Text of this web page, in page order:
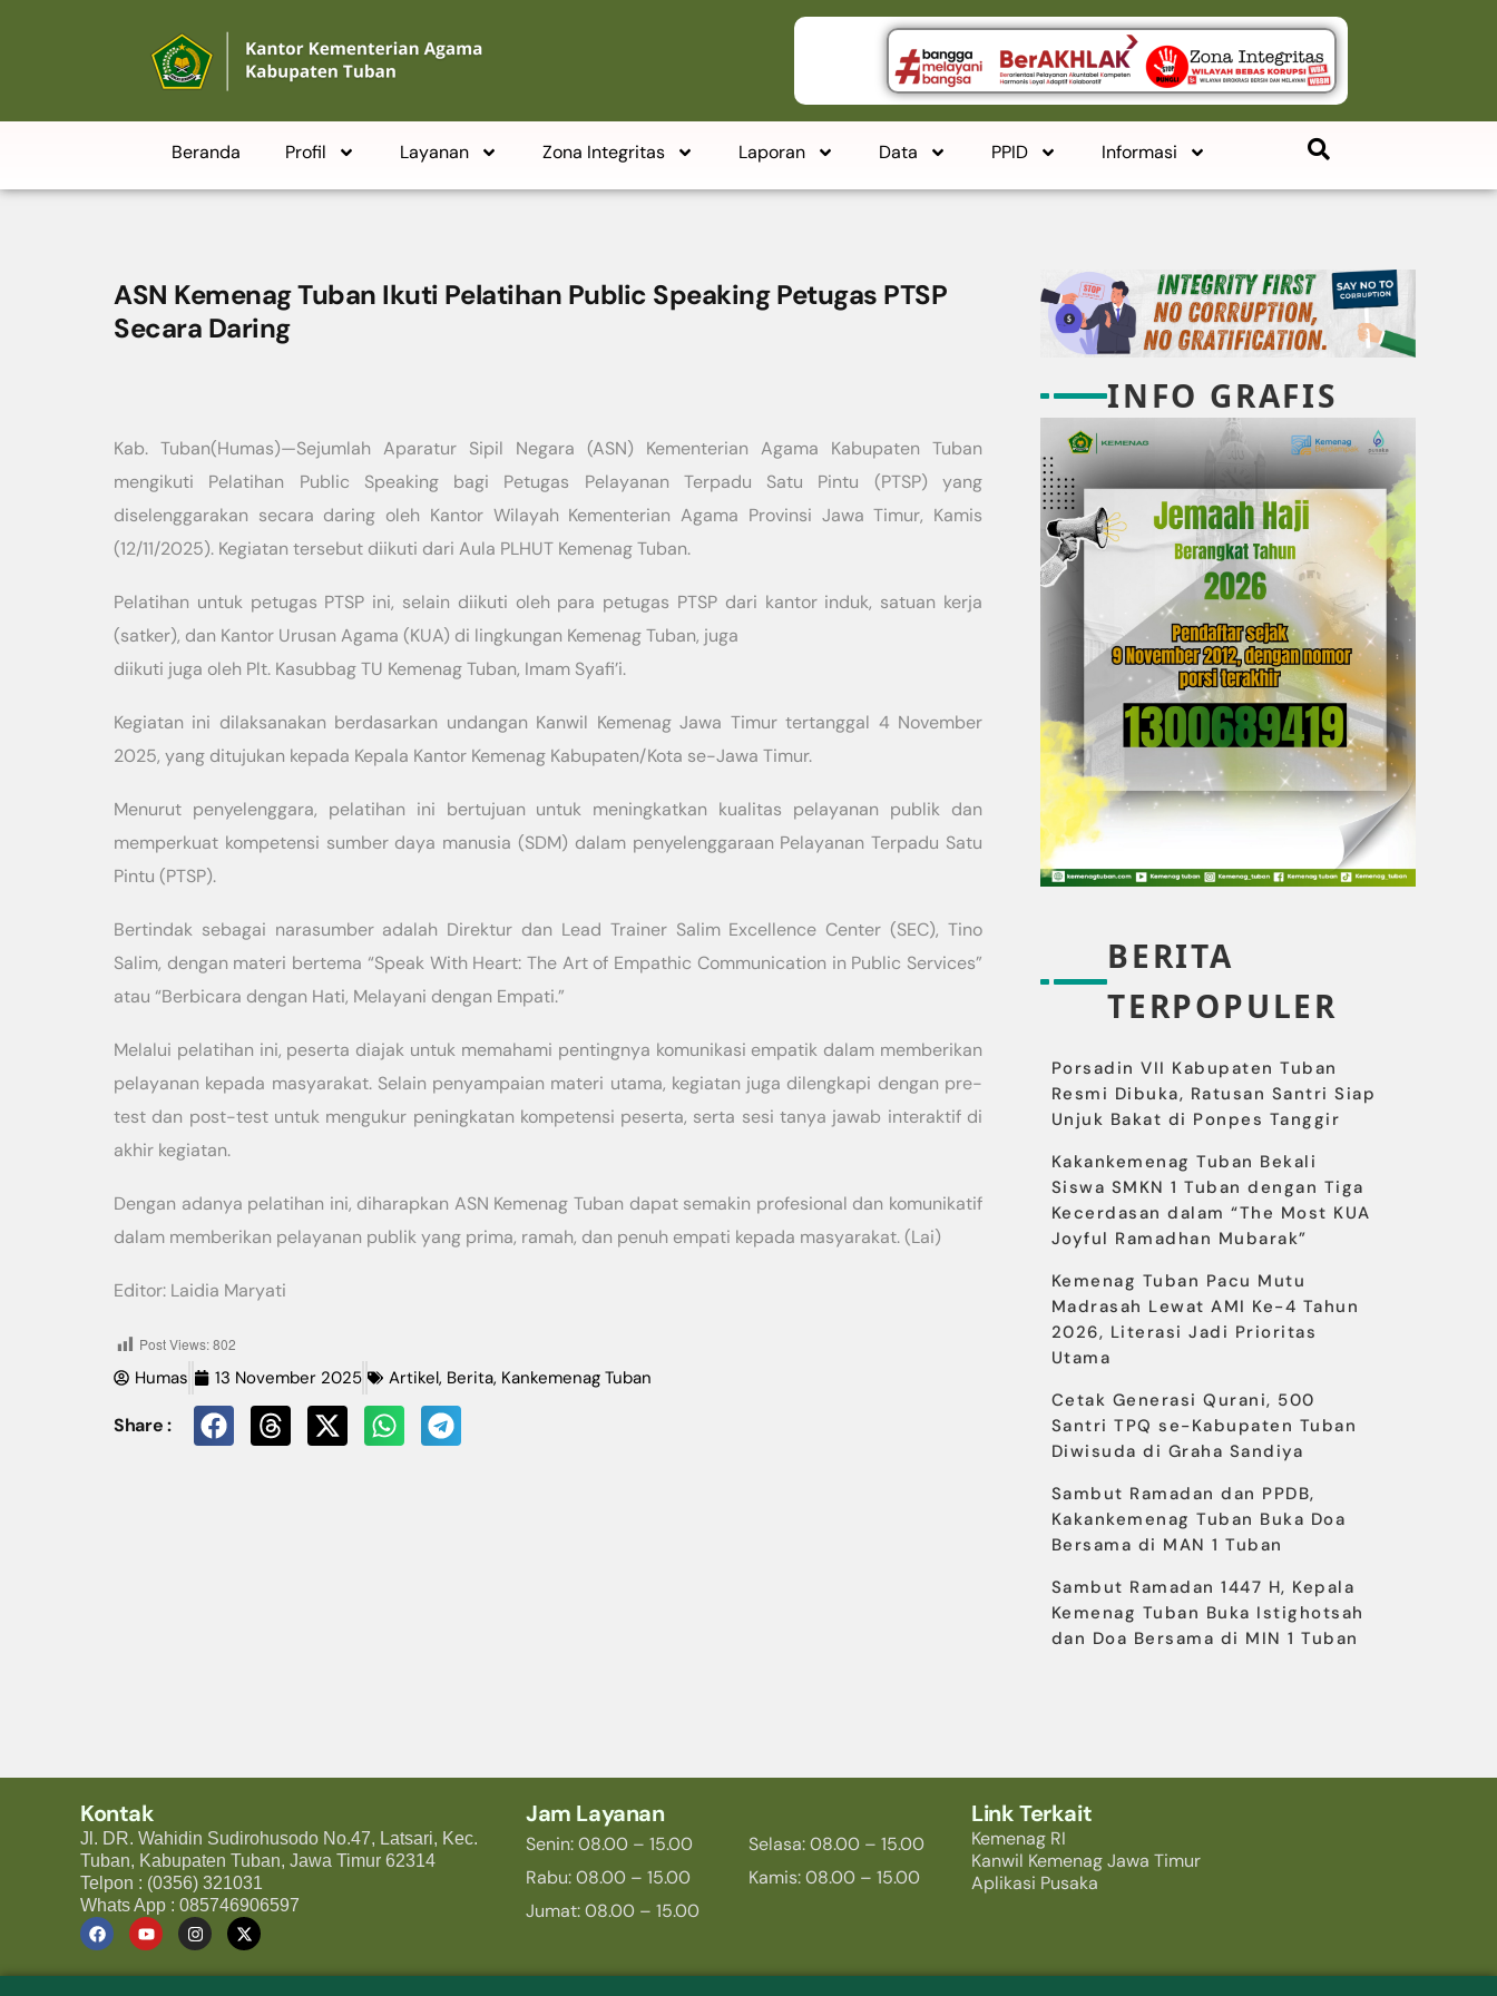
Beranda Profil Layanan Zona Integritas Laporan Data PPID Informasi
ASN Kemenag Tuban Ikuti Pelatihan Public Speaking Petugas PTSP
Secara Daring
Kab. Tuban(Humas)—Sejumlah Aparatur Sipil Negara (ASN) Kementerian Agama Kabupaten Tuban
mengikuti Pelatihan Public Speaking bagi Petugas Pelayanan Terpadu Satu Pintu (PTSP) yang
diselenggarakan secara daring oleh Kantor Wilayah Kementerian Agama Provinsi Jawa Timur, Kamis
(12/11/2025). Kegiatan tersebut diikuti dari Aula PLHUT Kemenag Tuban.
Pelatihan untuk petugas PTSP ini, selain diikuti oleh para petugas PTSP dari kantor induk, satuan kerja
(satker), dan Kantor Urusan Agama (KUA) di lingkungan Kemenag Tuban, juga
diikuti juga oleh Plt. Kasubbag TU Kemenag Tuban, Imam Syafi’i.
Kegiatan ini dilaksanakan berdasarkan undangan Kanwil Kemenag Jawa Timur tertanggal 4 November
2025, yang ditujukan kepada Kepala Kantor Kemenag Kabupaten/Kota se-Jawa Timur.
Menurut penyelenggara, pelatihan ini bertujuan untuk meningkatkan kualitas pelayanan publik dan
memperkuat kompetensi sumber daya manusia (SDM) dalam penyelenggaraan Pelayanan Terpadu Satu
Pintu (PTSP).
Bertindak sebagai narasumber adalah Direktur dan Lead Trainer Salim Excellence Center (SEC), Tino
Salim, dengan materi bertema “Speak With Heart: The Art of Empathic Communication in Public Services”
atau “Berbicara dengan Hati, Melayani dengan Empati.”
Melalui pelatihan ini, peserta diajak untuk memahami pentingnya komunikasi empatik dalam memberikan
pelayanan kepada masyarakat. Selain penyampaian materi utama, kegiatan juga dilengkapi dengan pre-
test dan post-test untuk mengukur peningkatan kompetensi peserta, serta sesi tanya jawab interaktif di
akhir kegiatan.
Dengan adanya pelatihan ini, diharapkan ASN Kemenag Tuban dapat semakin profesional dan komunikatif
dalam memberikan pelayanan publik yang prima, ramah, dan penuh empati kepada masyarakat. (Lai)
Editor: Laidia Maryati
Post Views:802
Humas 13 November 2025 Artikel, Berita, Kankemenag Tuban
Share :
INFO GRAFIS
BERITA
TERPOPULER
Porsadin VII Kabupaten Tuban
Resmi Dibuka, Ratusan Santri Siap
Unjuk Bakat di Ponpes Tanggir
Kakankemenag Tuban Bekali
Siswa SMKN 1 Tuban dengan Tiga
Kecerdasan dalam “The Most KUA
Joyful Ramadhan Mubarak”
Kemenag Tuban Pacu Mutu
Madrasah Lewat AMI Ke-4 Tahun
2026, Literasi Jadi Prioritas
Utama
Cetak Generasi Qurani, 500
Santri TPQ se-Kabupaten Tuban
Diwisuda di Graha Sandiya
Sambut Ramadan dan PPDB,
Kakankemenag Tuban Buka Doa
Bersama di MAN 1 Tuban
Sambut Ramadan 1447 H, Kepala
Kemenag Tuban Buka Istighotsah
dan Doa Bersama di MIN 1 Tuban
Kontak
Jl. DR. Wahidin Sudirohusodo No.47, Latsari, Kec.
Tuban, Kabupaten Tuban, Jawa Timur 62314
Telpon : (0356) 321031
Whats App : 085746906597
Jam Layanan
Senin: 08.00 – 15.00
Rabu: 08.00 – 15.00
Jumat: 08.00 – 15.00
Selasa: 08.00 – 15.00
Kamis: 08.00 – 15.00
Link Terkait
Kemenag RI
Kanwil Kemenag Jawa Timur
Aplikasi Pusaka